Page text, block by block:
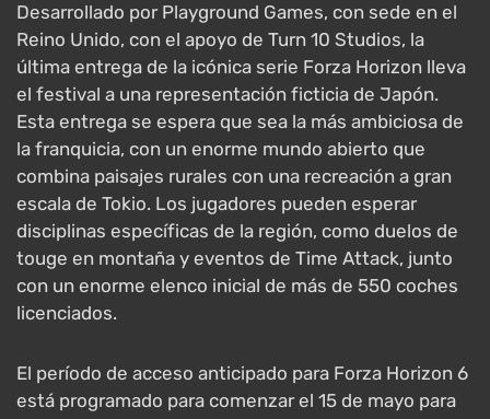
Desarrollado por Playground Games, con sede en el
Reino Unido, con el apoyo de Turn 10 Studios, la
última entrega de la icónica serie Forza Horizon lleva
el festival a una representación ficticia de Japón.
Esta entrega se espera que sea la más ambiciosa de
la franquicia, con un enorme mundo abierto que
combina paisajes rurales con una recreación a gran
escala de Tokio. Los jugadores pueden esperar
disciplinas específicas de la región, como duelos de
touge en montaña y eventos de Time Attack, junto
con un enorme elenco inicial de más de 550 coches
licenciados.
El período de acceso anticipado para Forza Horizon 6
está programado para comenzar el 15 de mayo para